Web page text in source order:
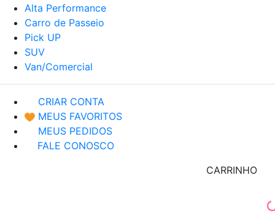
Alta Performance
Carro de Passeio
Pick UP
SUV
Van/Comercial
CRIAR CONTA
MEUS FAVORITOS
MEUS PEDIDOS
FALE CONOSCO
CARRINHO